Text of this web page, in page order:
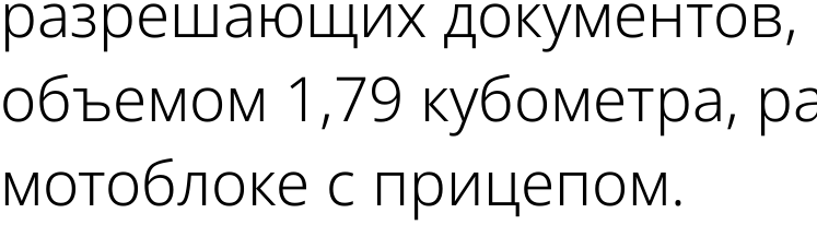
объемом 1,79 кубометра,
мотоблоке с прицепом.